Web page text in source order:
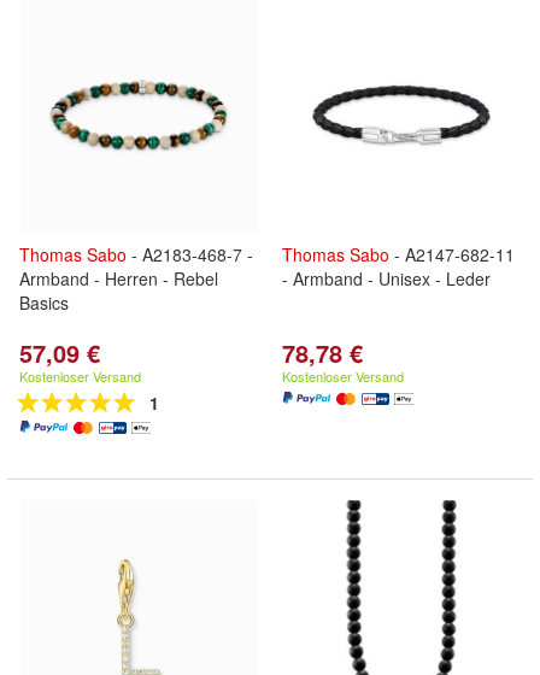
Thomas Sabo - A2183-468-7 -
Armband - Herren - Rebel
Basics
57,09 €
Kostenloser Versand
1
Thomas Sabo - A2147-682-11
- Armband - Unisex - Leder
78,78 €
Kostenloser Versand